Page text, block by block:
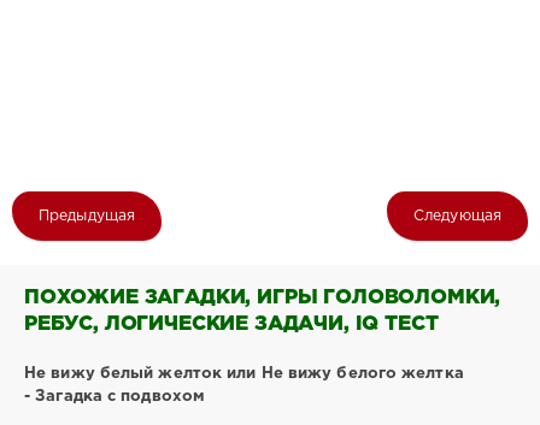
Предыдущая Следующая
ПОХОЖИЕ ЗАГАДКИ, ИГРЫ ГОЛОВОЛОМКИ,
РЕБУС, ЛОГИЧЕСКИЕ ЗАДАЧИ, IQ ТЕСТ
Не вижу белый желток или Не вижу белого желтка
- Загадка с подвохом